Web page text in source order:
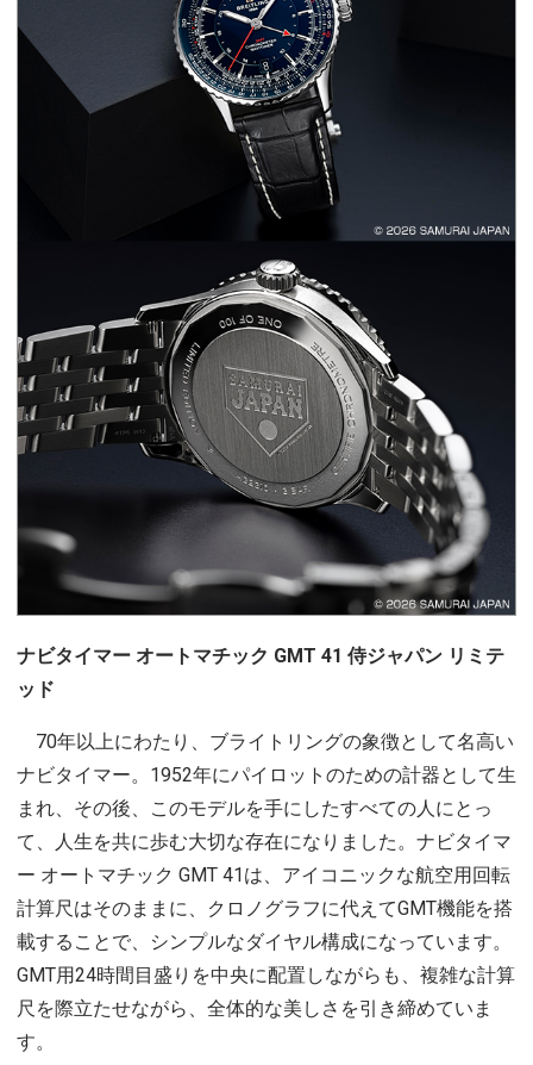
ナビタイマー オートマチック GMT 41 侍ジャパン リミテ
ッド
70年以上にわたり、ブライトリングの象徴として名高い
ナビタイマー。1952年にパイロットのための計器として生
まれ、その後、このモデルを手にしたすべての人にとっ
て、人生を共に歩む大切な存在になりました。ナビタイマ
ー オートマチック GMT 41は、アイコニックな航空用回転
計算尺はそのままに、クロノグラフに代えてGMT機能を搭
載することで、シンプルなダイヤル構成になっています。
GMT用24時間目盛りを中央に配置しながらも、複雑な計算
尺を際立たせながら、全体的な美しさを引き締めていま
す。